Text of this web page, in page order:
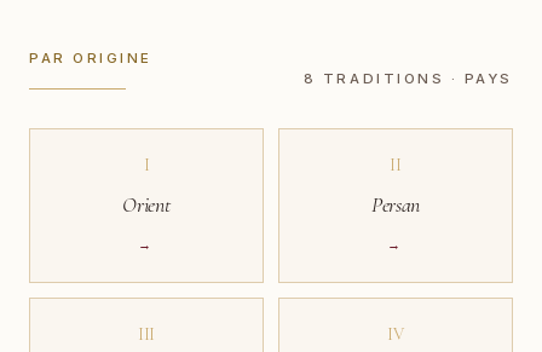
PAR ORIGINE
8 TRADITIONS · PAYS
I
Orient
→
II
Persan
→
III IV